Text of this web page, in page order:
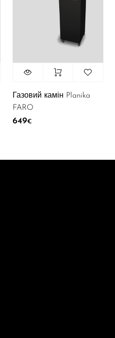
Газовий камін Planika
FARO
649€